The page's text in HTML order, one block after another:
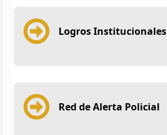
Logros Institucionales
Red de Alerta Policial